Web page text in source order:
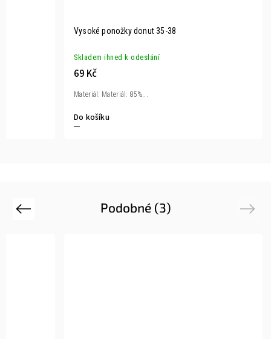
Vysoké ponožky donut 35-38
Skladem ihned k odeslání
69 Kč
Do košíku
Materiál: Materiál: 85%...
Podobné (3)
Previous Next